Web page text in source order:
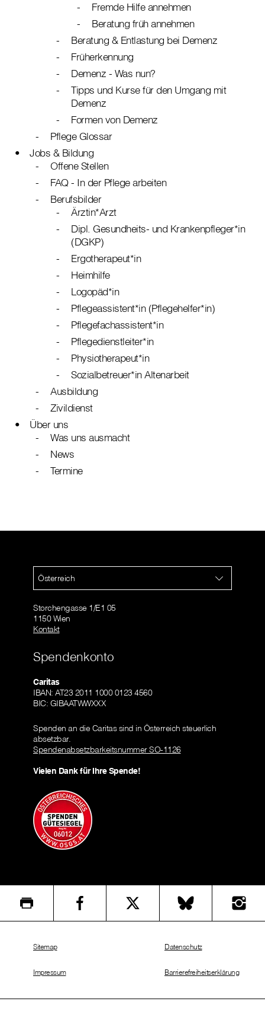
Fremde Hilfe annehmen
Beratung früh annehmen
Beratung & Entlastung bei Demenz
Früherkennung
Demenz - Was nun?
Tipps und Kurse für den Umgang mit
Demenz
Formen von Demenz
Pflege Glossar
Jobs & Bildung
Offene Stellen
FAQ - In der Pflege arbeiten
Berufsbilder
Ärztin*Arzt
Dipl. Gesundheits- und Krankenpfleger*in
(DGKP)
Ergotherapeut*in
Heimhilfe
Logopäd*in
Pflegeassistent*in (Pflegehelfer*in)
Pflegefachassistent*in
Pflegedienstleiter*in
Physiotherapeut*in
Sozialbetreuer*in Altenarbeit
Ausbildung
Zivildienst
Über uns
Was uns ausmacht
News
Termine
Österreich
Storchengasse 1/E1 05
1150 Wien
Kontakt
Spendenkonto
Caritas
IBAN: AT23 2011 1000 0123 4560
BIC: GIBAATWWXXX
Spenden an die Caritas sind in Österreich steuerlich
absetzbar.
Spendenabsetzbarkeitsnummer SO-1126
Vielen Dank für Ihre Spende!
Sitemap
Impressum
Datenschutz
Barrierefreiheitserklärung